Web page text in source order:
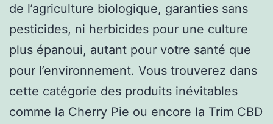
de l’agriculture biologique, garanties sans
pesticides, ni herbicides pour une culture
plus épanoui, autant pour votre santé que
pour l’environnement. Vous trouverez dans
cette catégorie des produits inévitables
comme la Cherry Pie ou encore la Trim CBD